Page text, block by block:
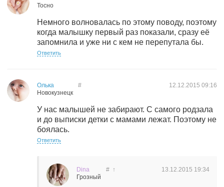
Тосно
Немного волновалась по этому поводу, поэтому
когда малышку первый раз показали, сразу её
запомнила и уже ни с кем не перепутала бы.
Ответить
Олька
Новокузнецк
12.12.2015 09:16
#
У нас малышей не забирают. С самого родзала
и до выписки детки с мамами лежат. Поэтому не
боялась.
Ответить
Dina
Грозный
13.12.2015 19:34
# ↑